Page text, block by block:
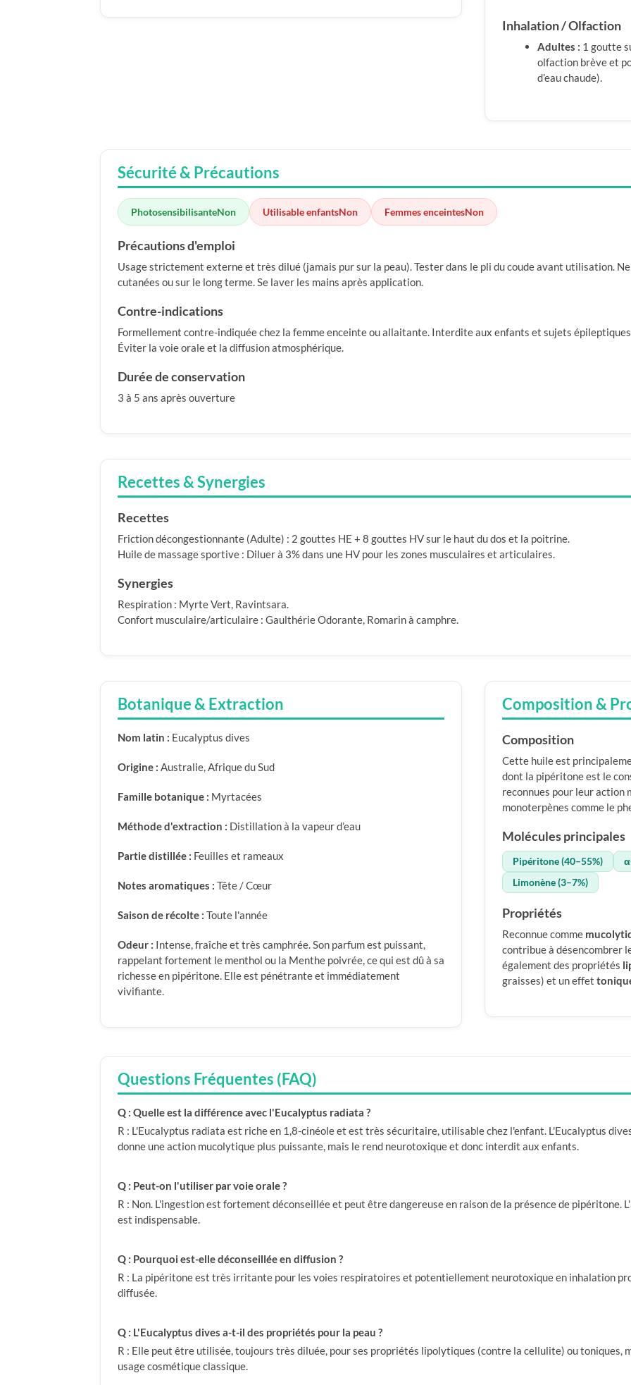
Inhalation / Olfaction
Adultes : 1 goutte
olfaction brève et
d’eau chaude).
Sécurité & Précautions
PhotosensibilisanteNon Utilisable enfantsNon Femmes enceintesNon
Précautions d'emploi
Usage strictement externe et très dilué (jamais pur sur la peau). Tester dans le pli du coude avant utilisation.
cutanées ou sur le long terme. Se laver les mains après application.
Contre-indications
Formellement contre-indiquée chez la femme enceinte ou allaitante. Interdite aux enfants et sujets
Éviter la voie orale et la diffusion atmosphérique.
Durée de conservation
3 à 5 ans après ouverture
Recettes & Synergies
Recettes
Friction décongestionnante (Adulte) : 2 gouttes HE + 8 gouttes HV sur le haut du dos et la poitrine.
Huile de massage sportive : Diluer à 3% dans une HV pour les zones musculaires et articulaires.
Synergies
Respiration : Myrte Vert, Ravintsara.
Confort musculaire/articulaire : Gaulthérie Odorante, Romarin à camphre.
Botanique & Extraction
Nom latin : Eucalyptus dives
Origine : Australie, Afrique du Sud
Famille botanique : Myrtacées
Méthode d'extraction : Distillation à la vapeur d’eau
Partie distillée : Feuilles et rameaux
Notes aromatiques : Tête / Cœur
Saison de récolte : Toute l'année
Odeur : Intense, fraîche et très camphrée. Son parfum est puissant,
rappelant fortement le menthol ou la Menthe poivrée, ce qui est dû à sa
richesse en pipéritone. Elle est pénétrante et immédiatement
vivifiante.
Composition &
Composition
Cette huile est
dont la pipéritone est le
reconnues pour leur action
monoterpènes comme le
Molécules principales
Pipéritone (40–55%)
Limonène (3–7%)
Propriétés
Reconnue comme
contribue à désencombrer
également des propriétés
graisses) et un effet
Questions Fréquentes (FAQ)
Q : Quelle est la différence avec l'Eucalyptus radiata ?
R : L'Eucalyptus radiata est riche en 1,8-cinéole et est très sécuritaire, utilisable chez l'enfant. L'Eucalyptus
donne une action mucolytique plus puissante, mais le rend neurotoxique et donc interdit aux enfants.
Q : Peut-on l'utiliser par voie orale ?
R : Non. L'ingestion est fortement déconseillée et peut être dangereuse en raison de la présence de pipéritone.
est indispensable.
Q : Pourquoi est-elle déconseillée en diffusion ?
R : La pipéritone est très irritante pour les voies respiratoires et potentiellement neurotoxique en inhalation
diffusée.
Q : L'Eucalyptus dives a-t-il des propriétés pour la peau ?
R : Elle peut être utilisée, toujours très diluée, pour ses propriétés lipolytiques (contre la cellulite) ou toniques,
usage cosmétique classique.